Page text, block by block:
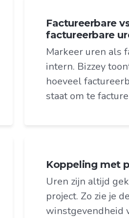
Factureerbare
factureerbare
Markeer uren als
intern. Bizzey
hoeveel
staat om te
Koppeling met
Uren zijn altijd
project. Zo zie je de
winstgevendheid